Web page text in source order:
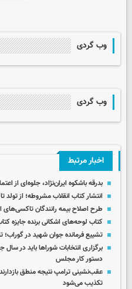
وب گردی
وب گردی
اخبار مرتبط
بدرقه باشکوه ایران‌نژاد، جلوه‌ای از
انتشار کتاب انقلاب مشروطه؛ از
طرح اصلاح بیمه رانندگان تاکسی‌های
کتاب لوحه‌های اشکانی برنده جایزه
تشییع فرمانده جوان شهید در گوراب؛
برگزاری انتخابات شوراها باید در
دستور کار مجلس
عقب‌نشینی ترامپ نتیجه منطق
تکذیب می‌شود